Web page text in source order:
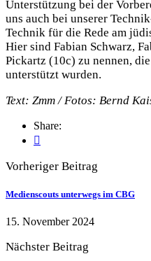
Unterstützung bei der
uns auch bei unserer
Technik für die Rede am
Hier sind Fabian Schwarz,
Pickartz (10c) zu nennen,
unterstützt wurden.
Text: Zmm / Fotos: Bernd
Share:
Vorheriger Beitrag
Medienscouts unterwegs im CBG
15. November 2024
Nächster Beitrag